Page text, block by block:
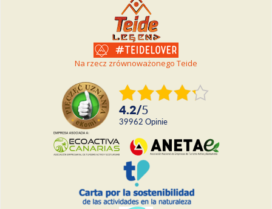
Na rzecz zrównoważonego Teide
4.2/5
39962 Opinie